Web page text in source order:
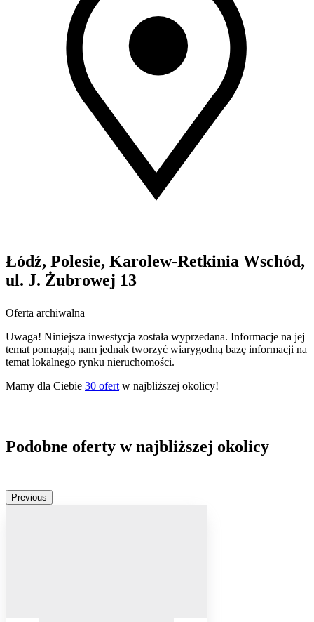
Łódź, Polesie, Karolew-Retkinia Wschód,
ul. J. Żubrowej 13
Oferta archiwalna
Uwaga! Niniejsza inwestycja została wyprzedana. Informacje na jej
temat pomagają nam jednak tworzyć wiarygodną bazę informacji na
temat lokalnego rynku nieruchomości.
Mamy dla Ciebie 30 ofert w najbliższej okolicy!
Podobne oferty w najbliższej okolicy
Previous